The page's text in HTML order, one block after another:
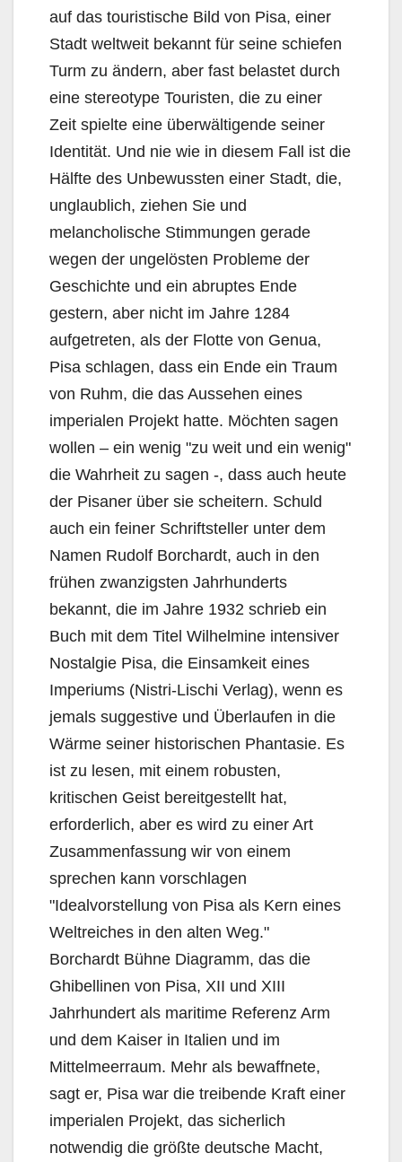
auf das touristische Bild von Pisa, einer
Stadt weltweit bekannt für seine schiefen
Turm zu ändern, aber fast belastet durch
eine stereotype Touristen, die zu einer
Zeit spielte eine überwältigende seiner
Identität. Und nie wie in diesem Fall ist die
Hälfte des Unbewussten einer Stadt, die,
unglaublich, ziehen Sie und
melancholische Stimmungen gerade
wegen der ungelösten Probleme der
Geschichte und ein abruptes Ende
gestern, aber nicht im Jahre 1284
aufgetreten, als der Flotte von Genua,
Pisa schlagen, dass ein Ende ein Traum
von Ruhm, die das Aussehen eines
imperialen Projekt hatte. Möchten sagen
wollen – ein wenig "zu weit und ein wenig"
die Wahrheit zu sagen -, dass auch heute
der Pisaner über sie scheitern. Schuld
auch ein feiner Schriftsteller unter dem
Namen Rudolf Borchardt, auch in den
frühen zwanzigsten Jahrhunderts
bekannt, die im Jahre 1932 schrieb ein
Buch mit dem Titel Wilhelmine intensiver
Nostalgie Pisa, die Einsamkeit eines
Imperiums (Nistri-Lischi Verlag), wenn es
jemals suggestive und Überlaufen in die
Wärme seiner historischen Phantasie. Es
ist zu lesen, mit einem robusten,
kritischen Geist bereitgestellt hat,
erforderlich, aber es wird zu einer Art
Zusammenfassung wir von einem
sprechen kann vorschlagen
"Idealvorstellung von Pisa als Kern eines
Weltreiches in den alten Weg."
Borchardt Bühne Diagramm, das die
Ghibellinen von Pisa, XII und XIII
Jahrhundert als maritime Referenz Arm
und dem Kaiser in Italien und im
Mittelmeerraum. Mehr als bewaffnete,
sagt er, Pisa war die treibende Kraft einer
imperialen Projekt, das sicherlich
notwendig die größte deutsche Macht,